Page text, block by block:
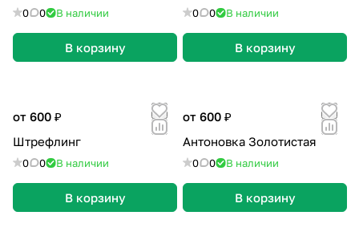
0 0 В наличии
В корзину
0 0 В наличии
В корзину
от 600 ₽
Штрефлинг
0 0 В наличии
В корзину
от 600 ₽
Антоновка Золотистая
0 0 В наличии
В корзину